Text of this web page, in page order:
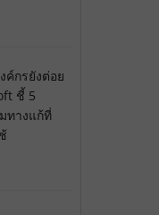
ค์กรยังต่อย
ชี้ 5
ทางแก้ที่